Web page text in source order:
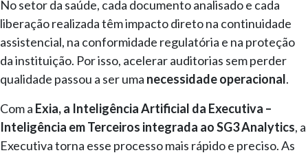
No setor da saúde, cada documento analisado e cada
liberação realizada têm impacto direto na continuidade
assistencial, na conformidade regulatória e na proteção
da instituição. Por isso, acelerar auditorias sem perder
qualidade passou a ser uma necessidade operacional.
Com a Exia, a Inteligência Artificial da Executiva –
Inteligência em Terceiros integrada ao SG3 Analytics, a
Executiva torna esse processo mais rápido e preciso. As